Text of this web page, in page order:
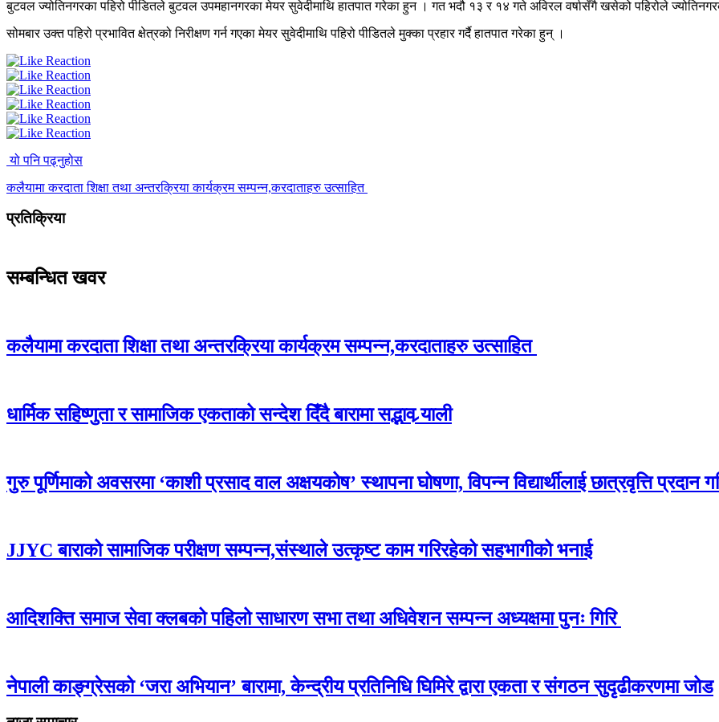
बुटवल ज्योतिनगरका पहिरो पीडितले बुटवल उपमहानगरका मेयर सुवेदीमाथि हातपात गरेका हुन । गत भदौ १३ र १४ गते अविरल वर्षासँगै खसेको पहिरोले
सोमबार उक्त पहिरो प्रभावित क्षेत्रको निरीक्षण गर्न गएका मेयर सुवेदीमाथि पहिरो पीडितले मुक्का प्रहार गर्दै हातपात गरेका हुन् ।
यो पनि पढ्नुहोस
कलैयामा करदाता शिक्षा तथा अन्तरक्रिया कार्यक्रम सम्पन्न,करदाताहरु उत्साहित
प्रतिक्रिया
सम्बन्धित खवर
कलैयामा करदाता शिक्षा तथा अन्तरक्रिया कार्यक्रम सम्पन्न,करदाताहरु उत्साहित
धार्मिक सहिष्णुता र सामाजिक एकताको सन्देश दिँदै बारामा सद्भाव र्‍याली
गुरु पूर्णिमाको अवसरमा ‘काशी प्रसाद वाल अक्षयकोष’ स्थापना घोषणा, विपन्न विद्यार्थीलाई छात्रवृत्ति प्रदान
JJYC बाराको सामाजिक परीक्षण सम्पन्न,संस्थाले उत्कृष्ट काम गरिरहेको सहभागीको भनाई
आदिशक्ति समाज सेवा क्लबको पहिलो साधारण सभा तथा अधिवेशन सम्पन्न अध्यक्षमा पुनः गिरि
नेपाली काङ्ग्रेसको ‘जरा अभियान’ बारामा, केन्द्रीय प्रतिनिधि घिमिरे द्वारा एकता र संगठन सुदृढीकरणमा जोड